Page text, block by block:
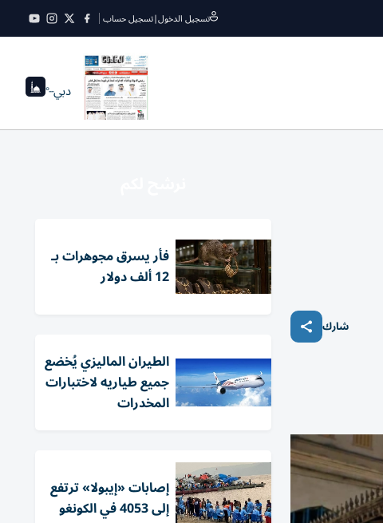
تسجيل الدخول|تسجيل حساب
دبي--°
شارك
فأر يسرق مجوهرات بـ
12 ألف دولار
الطيران الماليزي يُخضع
جميع طياريه لاختبارات
المخدرات
إصابات «إيبولا» ترتفع
إلى 4053 في الكونغو